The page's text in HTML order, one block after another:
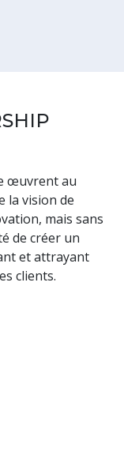
œuvrent au
la vision de
mais sans
de créer un
et attrayant
clients.